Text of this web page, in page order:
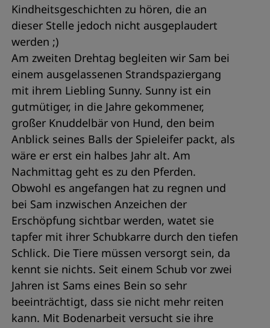
Kindheitsgeschichten zu hören, die an
dieser Stelle jedoch nicht ausgeplaudert
werden ;)
Am zweiten Drehtag begleiten wir Sam bei
einem ausgelassenen Strandspaziergang
mit ihrem Liebling Sunny. Sunny ist ein
gutmütiger, in die Jahre gekommener,
großer Knuddelbär von Hund, den beim
Anblick seines Balls der Spieleifer packt, als
wäre er erst ein halbes Jahr alt. Am
Nachmittag geht es zu den Pferden.
Obwohl es angefangen hat zu regnen und
bei Sam inzwischen Anzeichen der
Erschöpfung sichtbar werden, watet sie
tapfer mit ihrer Schubkarre durch den tiefen
Schlick. Die Tiere müssen versorgt sein, da
kennt sie nichts. Seit einem Schub vor zwei
Jahren ist Sams eines Bein so sehr
beeinträchtigt, dass sie nicht mehr reiten
kann. Mit Bodenarbeit versucht sie ihre